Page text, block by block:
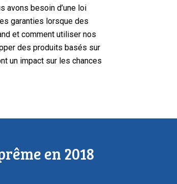
avons besoin d’une loi
garanties lorsque des
et comment utiliser nos
des produits basés sur
un impact sur les chances
en 2018